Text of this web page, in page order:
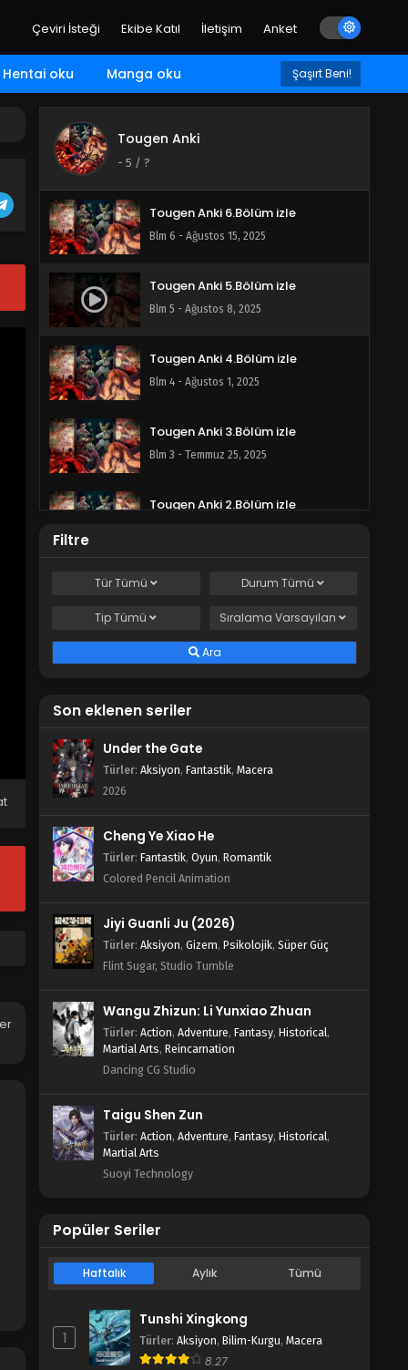
Çeviri İsteği Ekibe Katıl İletişim Anket
Hentai oku Manga oku Şaşırt Beni!
Tougen Anki
- 5 / ?
Tougen Anki 8.Bölüm izle
Blm 8 - Ağustos 29, 2025
Tougen Anki 7.Bölüm izle
Tougen Anki 6.Bölüm izle
Blm 6 - Ağustos 15, 2025
Tougen Anki 5.Bölüm izle
Blm 5 - Ağustos 8, 2025
Tougen Anki 4.Bölüm izle
Blm 4 - Ağustos 1, 2025
Tougen Anki 3.Bölüm izle
Blm 3 - Temmuz 25, 2025
Tougen Anki 2.Bölüm izle
Tougen Anki 1.Bölüm izle
Filtre
TürTümü DurumTümü
TipTümü SıralamaVarsayılan
Ara
Son eklenen seriler
Under the Gate
Türler: Aksiyon, Fantastik, Macera
2026
Cheng Ye Xiao He
Türler: Fantastik, Oyun, Romantik
Colored Pencil Animation
Jiyi Guanli Ju (2026)
Türler: Aksiyon, Gizem, Psikolojik, Süper Güç
Flint Sugar, Studio Tumble
Wangu Zhizun: Li Yunxiao Zhuan
Türler: Action, Adventure, Fantasy, Historical,
Martial Arts, Reincarnation
Dancing CG Studio
Taigu Shen Zun
Türler: Action, Adventure, Fantasy, Historical,
Martial Arts
Suoyi Technology
Popüler Seriler
Haftalık Aylık Tümü
1
Tunshi Xingkong
Türler: Aksiyon, Bilim-Kurgu, Macera
8.27